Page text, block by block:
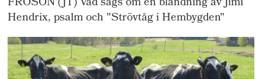
Hendrix, psalm och "Strövtåg i Hembygden"